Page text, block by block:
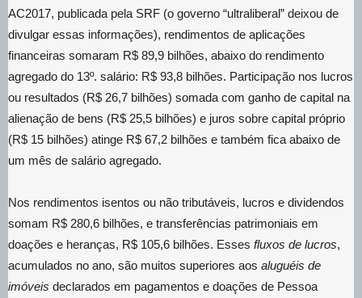
AC2017, publicada pela SRF (o governo “ultraliberal” deixou de
divulgar essas informações), rendimentos de aplicações
financeiras somaram R$ 89,9 bilhões, abaixo do rendimento
agregado do 13º. salário: R$ 93,8 bilhões. Participação nos lucros
ou resultados (R$ 26,7 bilhões) somada com ganho de capital na
alienação de bens (R$ 25,5 bilhões) e juros sobre capital próprio
(R$ 15 bilhões) atinge R$ 67,2 bilhões e também fica abaixo de
um mês de salário agregado.
Nos rendimentos isentos ou não tributáveis, lucros e dividendos
somam R$ 280,6 bilhões, e transferências patrimoniais em
doações e heranças, R$ 105,6 bilhões. Esses fluxos de lucros,
acumulados no ano, são muitos superiores aos aluguéis de
imóveis declarados em pagamentos e doações de Pessoa